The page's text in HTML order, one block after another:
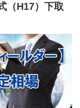
（H17）下取